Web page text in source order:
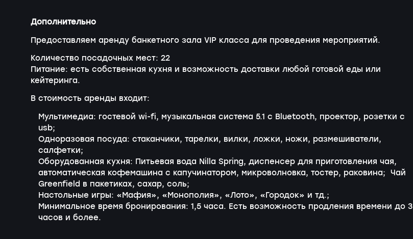
Дополнительно
Предоставляем аренду банкетного зала VIP класса для проведения мероприятий.
Количество посадочных мест: 22
Питание: есть собственная кухня и возможность доставки любой готовой еды или
кейтеринга.
В стоимость аренды входит:
Мультимедиа: гостевой wi-fi, музыкальная система 5.1 с Bluetooth, проектор, розетки с
usb;
Одноразовая посуда: стаканчики, тарелки, вилки, ложки, ножи, размешиватели,
салфетки;
Оборудованная кухня: Питьевая вода Nilla Spring, диспенсер для приготовления чая,
автоматическая кофемашина с капучинатором, микроволновка, тостер, раковина; Чай
Greenfield в пакетиках, сахар, соль;
Настольные игры: «Мафия», «Монополия», «Лото», «Городок» и тд.;
Минимальное время бронирования: 1,5 часа. Есть возможность продления времени до 3
часов и более.